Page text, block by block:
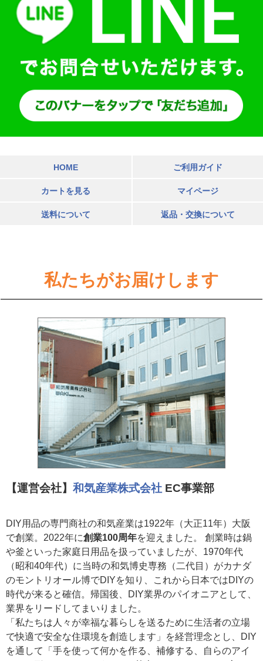
HOME ご利用ガイド
カートを見る マイページ
送料について 返品・交換について
私たちがお届けします
【運営会社】 和気産業株式会社 EC事業部
DIY用品の専門商社の和気産業は1922年（大正11年）大阪
で創業。2022年に創業100周年を迎えました。 創業時は鍋
や釜といった家庭日用品を扱っていましたが、1970年代
（昭和40年代）に当時の和気博史専務（二代目）がカナダ
のモントリオール博でDIYを知り、これから日本ではDIYの
時代が来ると確信。帰国後、DIY業界のパイオニアとして、
業界をリードしてまいりました。
「私たちは人々が幸福な暮らしを送るために生活者の立場
で快適で安全な住環境を創造します」を経営理念とし、DIY
を通して「手を使って何かを作る、補修する、自らのアイ